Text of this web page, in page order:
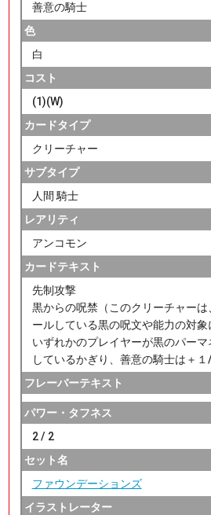
善意の騎士
色
白
コスト
(1)(W)
カードタイプ
クリーチャー
サブタイプ
人間 騎士
レアリティ
アンコモン
カードテキスト
先制攻撃
黒からの呪禁（このクリーチャー
ールしている黒の呪文や能力の対象
いずれかのプレイヤーが黒のパー
しているかぎり、善意の騎士は＋１
フレーバーテキスト
パワー・タフネス
2 / 2
セット名
ファウンデーションズ
イラストレーター